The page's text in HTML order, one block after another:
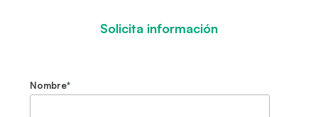
Solicita información
Nombre*